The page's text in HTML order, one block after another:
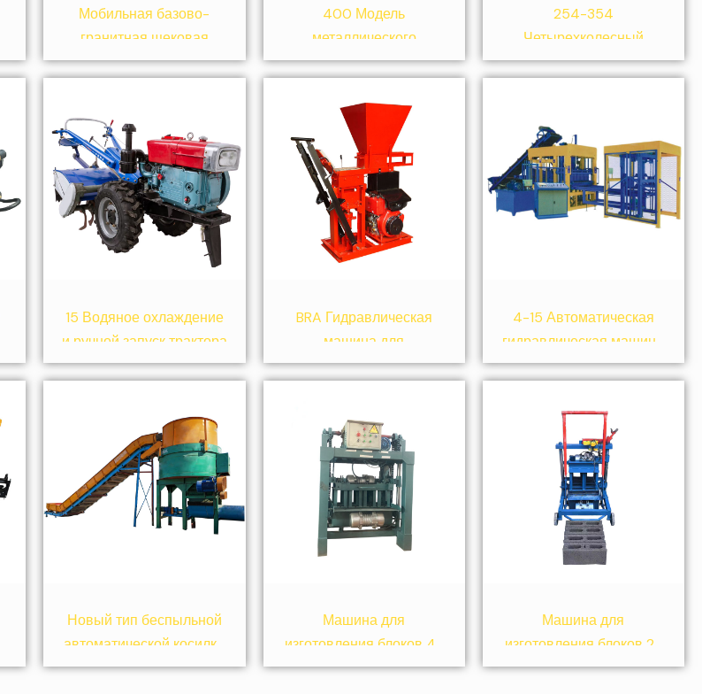
Мобильная базово-
гранитная щековая
дробилка
400 Модель
металлического
измельчителя
254-354
Четырехколесный
трактор
15 Водяное охлаждение
и ручной запуск трактора
BRA Гидравлическая
машина для
производства глиняных
4-15 Автоматическая
гидравлическая машина
для производства блоков
Новый тип беспыльной
автоматической косилки
для травы
Машина для
изготовления блоков 4-
35B
Машина для
изготовления блоков 2-
45